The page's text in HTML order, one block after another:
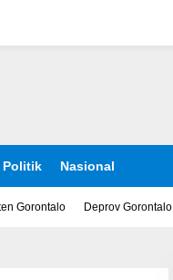
Politik Nasional
Gorontalo Deprov Gorontalo